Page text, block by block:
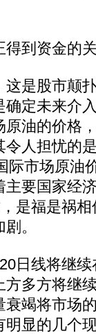
到资金的
是股市颠
定未来介
油的价格
人担忧的
际市场原油
要国家经
是福是祸
。
线将继续
多方将继
竭将市场
显的几个